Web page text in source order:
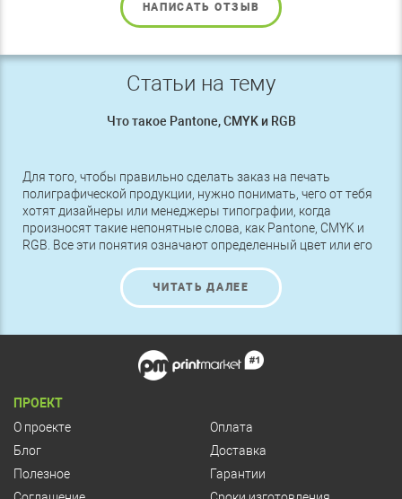
НАПИСАТЬ ОТЗЫВ
Статьи на тему
Что такое Pantone, CMYK и RGB
Для того, чтобы правильно сделать заказ на печать
полиграфической продукции, нужно понимать, чего от тебя
хотят дизайнеры или менеджеры типографии, когда
произносят такие непонятные слова, как Pantone, CMYK и
RGB. Все эти понятия означают определенный цвет или его
следует разбираться в этих названиях.
ЧИТАТЬ ДАЛЕЕ
ПРОЕКТ
О проекте
Блог
Полезное
Оплата
Доставка
Гарантии